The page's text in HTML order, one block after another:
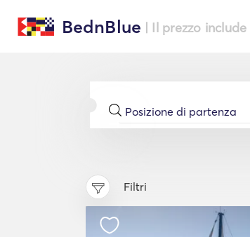
BednBlue | Il prezzo
Filtri